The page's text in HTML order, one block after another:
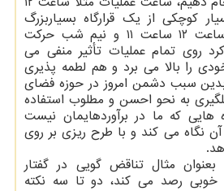
کوچکی از یک قرارگاه بسیاربزرگ
هماهنگ نبود بجای ساعت ۱۲ ساعت ۱۱ و نیم شب حرکت
روی تمام عملیات تأثیر منفی می
را بالا می برد و هم لطمه پذیری
سبب دشمن امروز در حوزه فضای
به نحو احسن و مطلوب استفاده
هایی که ما در برآوردهایمان نیست
آن نگاه می کند و با طرح ریزی بر روی
بعنوان مثال تناقض گویی در گفتار
خوبی رصد می کند، دو تا سه نکته